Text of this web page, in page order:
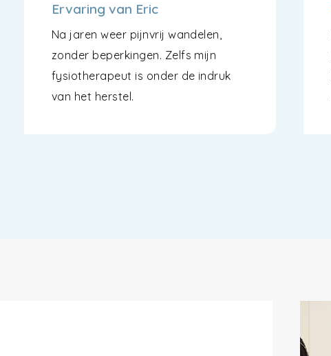
Ervaring van Eric
Na jaren weer pijnvrij wandelen,
zonder beperkingen. Zelfs mijn
fysiotherapeut is onder de indruk
van het herstel.